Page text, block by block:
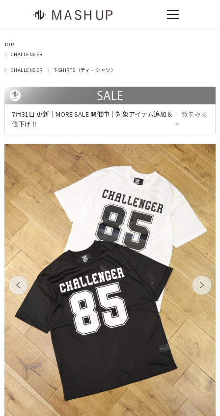
TOP
CHALLENGER
CHALLENGER T-SHIRTS（ティーシャツ）
7月31日 更新｜MORE SALE 開催中｜対象アイテム追加＆
値下げ ‼
一覧をみる
>